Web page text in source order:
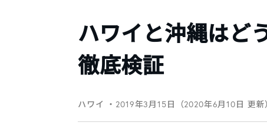
ハワイと沖縄はど
徹底検証
ハワイ ・2019年3月15日（2020年6月10日 更新